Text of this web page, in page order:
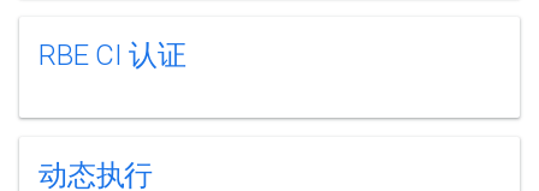
RBE CI 认证
动态执行